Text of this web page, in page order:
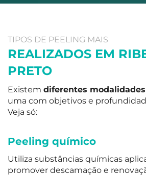
TIPOS DE PEELING MAIS
REALIZADOS EM
PRETO
Existem diferentes
uma com objetivos e
Veja só:
Peeling químico
Utiliza substâncias químicas
promover descamação e